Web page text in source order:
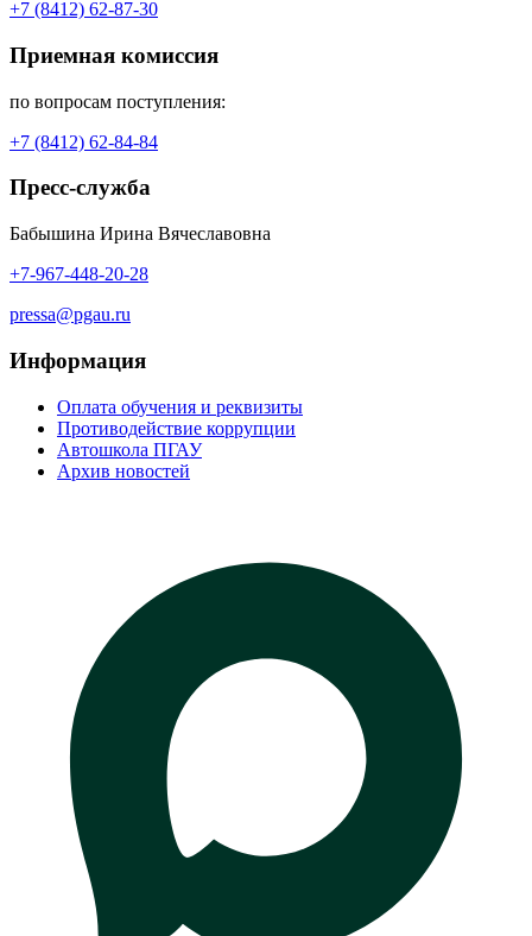
+7 (8412) 62-87-30
Приемная комиссия
по вопросам поступления:
+7 (8412) 62-84-84
Пресс-служба
Бабышина Ирина Вячеславовна
+7-967-448-20-28
pressa@pgau.ru
Информация
Оплата обучения и реквизиты
Противодействие коррупции
Автошкола ПГАУ
Архив новостей